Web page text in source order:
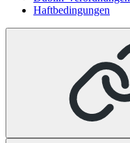
Haftbedingungen